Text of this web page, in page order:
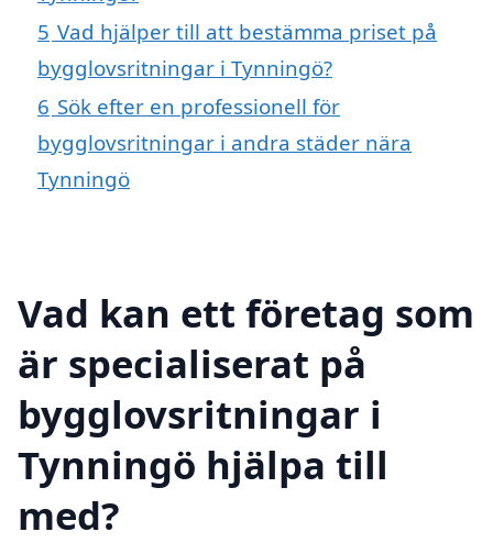
5 Vad hjälper till att bestämma priset på
bygglovsritningar i Tynningö?
6 Sök efter en professionell för
bygglovsritningar i andra städer nära
Tynningö
Vad kan ett företag som
är specialiserat på
bygglovsritningar i
Tynningö hjälpa till
med?